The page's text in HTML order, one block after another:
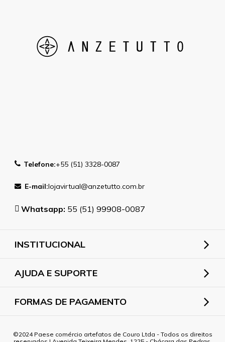
Telefone:+55 (51) 3328-0087
E-mail:lojavirtual@anzetutto.com.br
Whatsapp: 55 (51) 99908-0087
INSTITUCIONAL
AJUDA E SUPORTE
FORMAS DE PAGAMENTO
2024 Paese comércio artefatos de Couro Ltda - Todos os direitos